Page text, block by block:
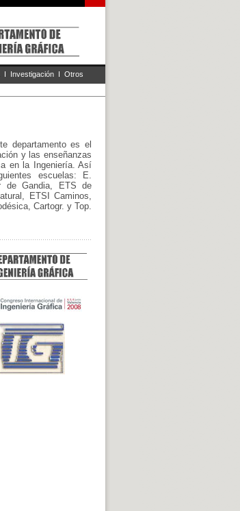
I Investigación I Otros
departamento es el
y las enseñanzas
en la Ingeniería. Así
escuelas: E.
de Gandia, ETS de
ETSI Caminos,
Cartogr. y Top.